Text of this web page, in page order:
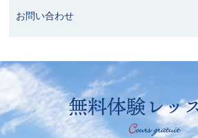
お問い合わせ
無料体験レッ